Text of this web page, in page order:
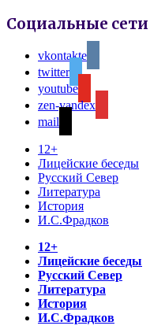
Социальные сети
vkontakte
twitter
youtube
zen-yandex
mail
12+
Лицейские беседы
Русский Север
Литература
История
И.С.Фрадков
12+
Лицейские беседы
Русский Север
Литература
История
И.С.Фрадков